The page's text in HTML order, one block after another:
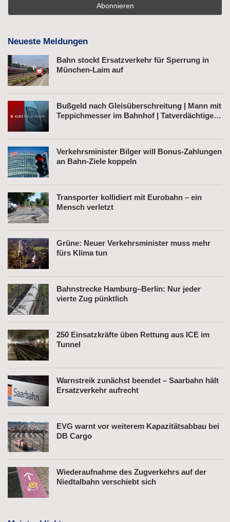
Neueste Meldungen
Bahn stockt Ersatzverkehr für Sperrung in
München-Laim auf
Bußgeld nach Gleisüberschreitung | Mann mit
Teppichmesser im Bahnhof | Tatverdächtiger
Verkehrsminister Bilger will Bonus-Zahlungen
an Bahn-Ziele koppeln
Transporter kollidiert mit Eurobahn – ein
Mensch verletzt
Grüne: Neuer Verkehrsminister muss mehr
fürs Klima tun
Bahnstrecke Hamburg–Berlin: Nur jeder
vierte Zug pünktlich
250 Einsatzkräfte üben Rettung aus ICE im
Tunnel
Warnstreik zunächst beendet – Saarbahn hält
Ersatzverkehr aufrecht
EVG warnt vor weiterem Kapazitätsabbau bei
DB Cargo
Wiederaufnahme des Zugverkehrs auf der
Niedtalbahn verschiebt sich